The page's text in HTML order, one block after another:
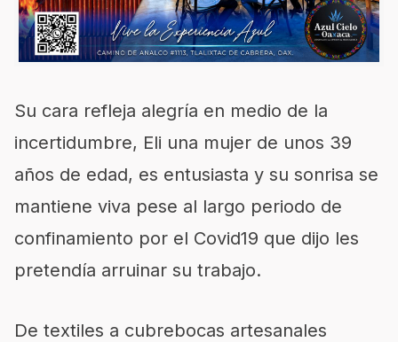
Su cara refleja alegría en medio de la
incertidumbre, Eli una mujer de unos 39
años de edad, es entusiasta y su sonrisa se
mantiene viva pese al largo periodo de
confinamiento por el Covid19 que dijo les
pretendía arruinar su trabajo.
De textiles a cubrebocas artesanales